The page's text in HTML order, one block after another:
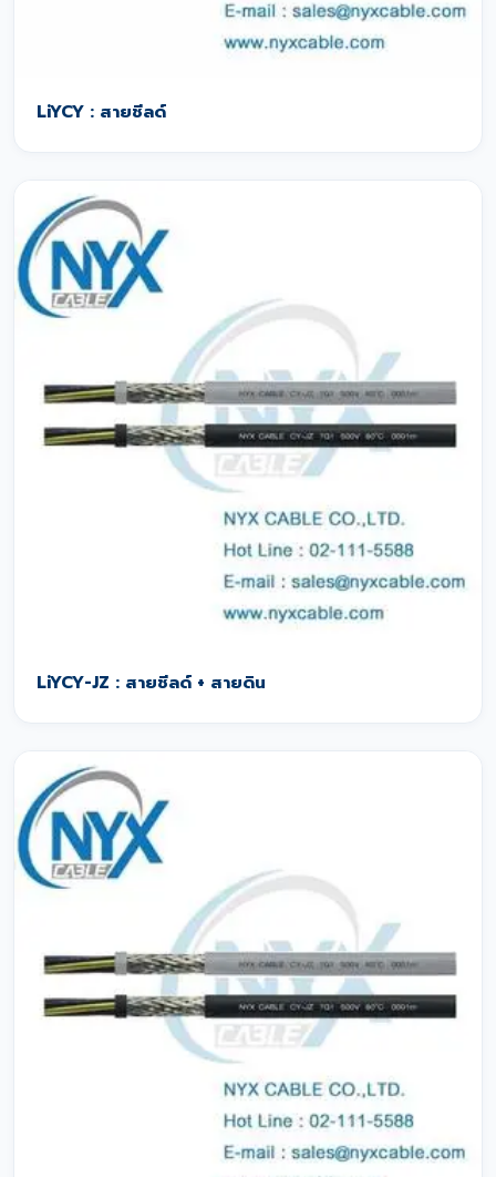
LiYCY : สายชีลด์
LiYCY-JZ : สายชีลด์ + สายดิน